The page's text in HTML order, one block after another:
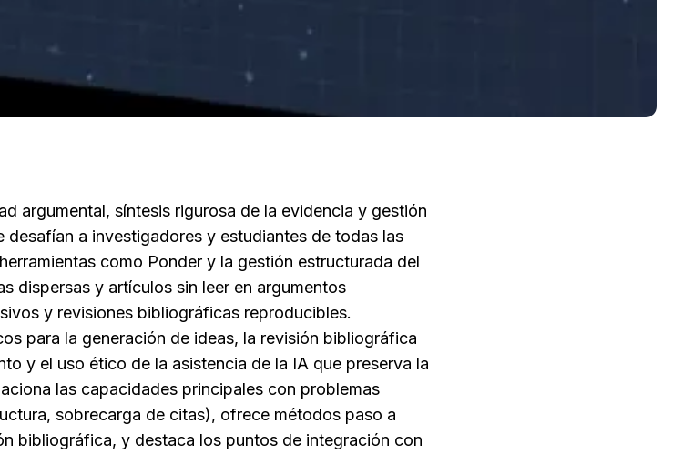
argumental, síntesis rigurosa de la evidencia y gestión
desafían a investigadores y estudiantes de todas las
como Ponder y la gestión estructurada del
dispersas y artículos sin leer en argumentos
y revisiones bibliográficas reproducibles.
para la generación de ideas, la revisión bibliográfica
y el uso ético de la asistencia de la IA que preserva la
las capacidades principales con problemas
sobrecarga de citas), ofrece métodos paso a
bibliográfica, y destaca los puntos de integración con